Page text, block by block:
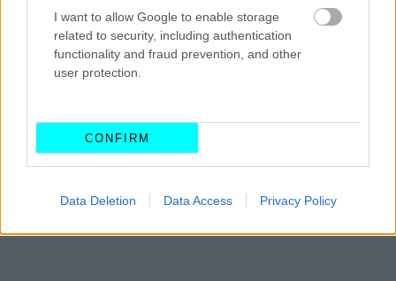
I want to allow Google to enable storage
related to security, including authentication
functionality and fraud prevention, and other
user protection.
CONFIRM
Data Deletion Data Access Privacy Policy
σύστημα πολυμέσων
και ο ψηφιακός πίνακας οργάνων
χαρίζουν την απαραίτητη εικόνα υψηλής τεχνολογίας, με
τους φυσικούς διακόπτες να λιγοστεύουν. Ακόμα, η
κεντρική κονσόλα και αυτή του δαπέδου θα αλλάξει
εκδόσεις του νέου Audi A4 θα εφοδιάζονται με
αυτόματο σασμάν.